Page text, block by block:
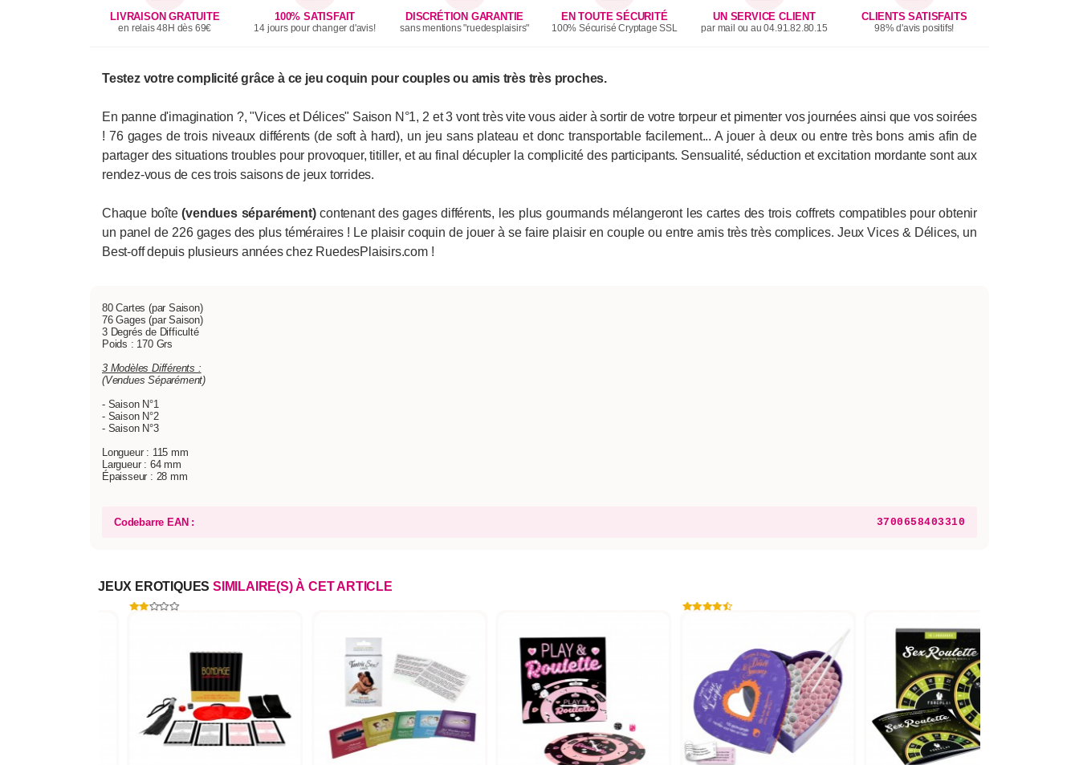
LIVRAISON GRATUITE
en relais 48H dès 69€
100% SATISFAIT
14 jours pour changer d'avis!
DISCRÉTION GARANTIE
sans mentions "ruedesplaisirs"
EN TOUTE SÉCURITÉ
100% Sécurisé Cryptage SSL
UN SERVICE CLIENT
par mail ou au 04.91.82.80.15
CLIENTS SATISFAITS
98% d'avis positifs!
Testez votre complicité grâce à ce jeu coquin pour couples ou amis très très proches.
En panne d'imagination ?, "Vices et Délices" Saison N°1, 2 et 3 vont très vite vous aider à sortir de votre torpeur et pimenter vos journées ainsi que vos soirées
! 76 gages de trois niveaux différents (de soft à hard), un jeu sans plateau et donc transportable facilement... A jouer à deux ou entre très bons amis afin de
partager des situations troubles pour provoquer, titiller, et au final décupler la complicité des participants. Sensualité, séduction et excitation mordante sont aux
rendez-vous de ces trois saisons de jeux torrides.
Chaque boîte(vendues séparément)contenant des gages différents, les plus gourmands mélangeront les cartes des trois coffrets compatibles pour obtenir
un panel de 226 gages des plus téméraires ! Le plaisir coquin de jouer à se faire plaisir en couple ou entre amis très très complices. Jeux Vices & Délices, un
Best-off depuis plusieurs années chez RuedesPlaisirs.com !
80 Cartes (par Saison)
76 Gages (par Saison)
3 Degrés de Difficulté
Poids : 170 Grs
3 Modèles Différents :
(Vendues Séparément)
- Saison N°1
- Saison N°2
- Saison N°3
Longueur : 115 mm
Largueur : 64 mm
Épaisseur : 28 mm
Codebarre EAN : 3700658403310
JEUX EROTIQUES SIMILAIRE(S) À CET ARTICLE